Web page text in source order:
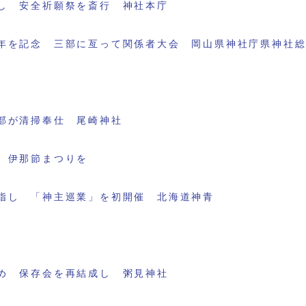
安全祈願祭を斎行 神社本庁
を記念 三部に亙って関係者大会 岡山県神社庁県神社
が清掃奉仕 尾崎神社
那節まつりを
し 「神主巡業」を初開催 北海道神青
保存会を再結成し 粥見神社